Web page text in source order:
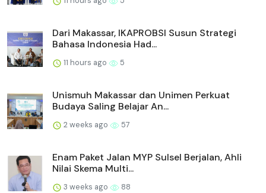
Dari Makassar, IKAPROBSI Susun Strategi
Bahasa Indonesia Had...
11 hours ago 5
Unismuh Makassar dan Unimen Perkuat
Budaya Saling Belajar An...
2 weeks ago 57
Enam Paket Jalan MYP Sulsel Berjalan, Ahli
Nilai Skema Multi...
3 weeks ago 88